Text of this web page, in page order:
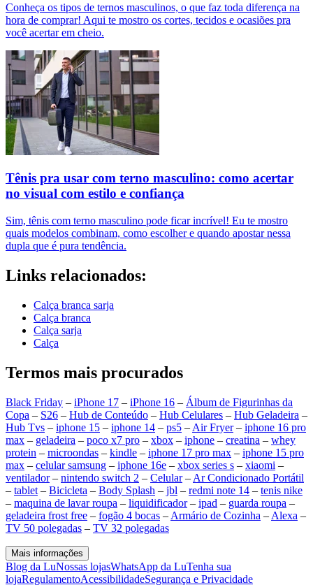
Conheça os tipos de ternos masculinos, o que faz toda diferença na
hora de comprar! Aqui te mostro os cortes, tecidos e ocasiões pra
você acertar em cheio.
Tênis pra usar com terno masculino: como acertar
no visual com estilo e confiança
Sim, tênis com terno masculino pode ficar incrível! Eu te mostro
quais modelos combinam, como escolher e quando apostar nessa
dupla que é pura tendência.
Links relacionados:
Calça branca sarja
Calça branca
Calça sarja
Calça
Termos mais procurados
Black Friday – iPhone 17 – iPhone 16 – Álbum de Figurinhas da
Copa – S26 – Hub de Conteúdo – Hub Celulares – Hub Geladeira –
Hub Tvs – iphone 15 – iphone 14 – ps5 – Air Fryer– iphone 16 pro
max – geladeira – poco x7 pro – xbox – iphone – creatina – whey
protein – microondas – kindle – iphone 17 pro max – iphone 15 pro
max – celular samsung – iphone 16e – xbox series s – xiaomi –
ventilador– nintendo switch 2 – Celular– Ar Condicionado Portátil
– tablet – Bicicleta – Body Splash – jbl – redmi note 14 – tenis nike
– maquina de lavar roupa – liquidificador– ipad – guarda roupa –
geladeira frost free – fogão 4 bocas – Armário de Cozinha – Alexa –
TV 50 polegadas – TV 32 polegadas
Mais informações
Blog da LuNossas lojasWhatsApp da LuTenha sua
lojaRegulamentoAcessibilidadeSegurança e Privacidade